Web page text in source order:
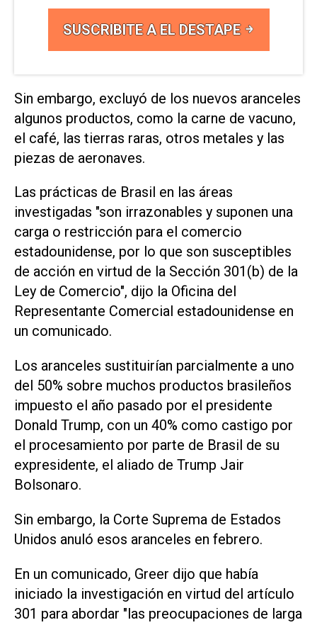
SUSCRIBITE A EL DESTAPE
Sin embargo, excluyó de los nuevos aranceles
algunos productos, como la carne de ⁠vacuno,
el café, las tierras raras, otros metales y ⁠las
piezas de aeronaves.
Las prácticas de Brasil en las áreas
investigadas "son irrazonables y suponen una
carga o restricción para el comercio
estadounidense, por lo que son susceptibles
de acción en virtud ⁠de la Sección 301(b) de la
Ley de Comercio", dijo la Oficina del ​
Representante Comercial estadounidense en
un comunicado.
Los aranceles sustituirían parcialmente a uno
‌del 50% sobre muchos productos brasileños
impuesto el ‌año pasado por el presidente
Donald Trump, con un 40% como castigo por
el ⁠procesamiento por parte de Brasil de su
expresidente, el aliado de Trump Jair
Bolsonaro.
Sin embargo, la Corte Suprema de Estados
Unidos anuló esos aranceles en febrero.
En un comunicado, Greer dijo que había
iniciado la investigación en virtud del artículo
301 para abordar "las preocupaciones de larga